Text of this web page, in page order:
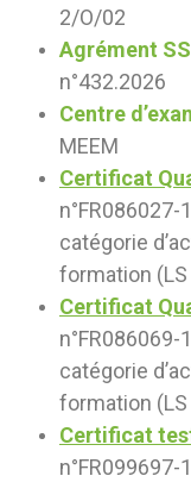
2/O/02
Agrément
n°432.2026
Centre
MEEM
Certificat
catégorie
formation (LS
Certificat
catégorie
formation (LS
Certificat
n°FR099697-1